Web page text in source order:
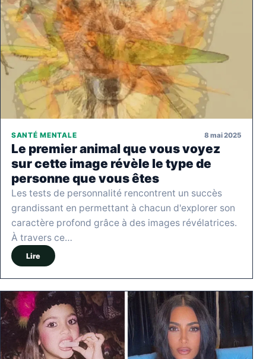
SANTÉ MENTALE 8 mai 2025
Le premier animal que vous voyez
sur cette image révèle le type de
personne que vous êtes
Les tests de personnalité rencontrent un succès
grandissant en permettant à chacun d'explorer son
caractère profond grâce à des images révélatrices.
À travers ce…
Lire